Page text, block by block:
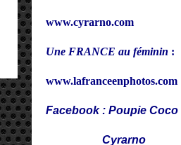
www.cyrarno.com
Une FRANCE au féminin :
www.lafranceenphotos.com
Facebook : Poupie Coco
Cyrarno